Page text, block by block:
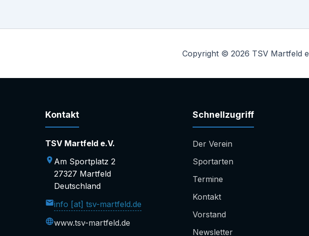
Copyright © 2026 TSV Martfeld
Kontakt
TSV Martfeld e.V.
Am Sportplatz 2
27327 Martfeld
Deutschland
info [at] tsv-martfeld.de
www.tsv-martfeld.de
Schnellzugriff
Der Verein
Sportarten
Termine
Kontakt
Vorstand
Newsletter